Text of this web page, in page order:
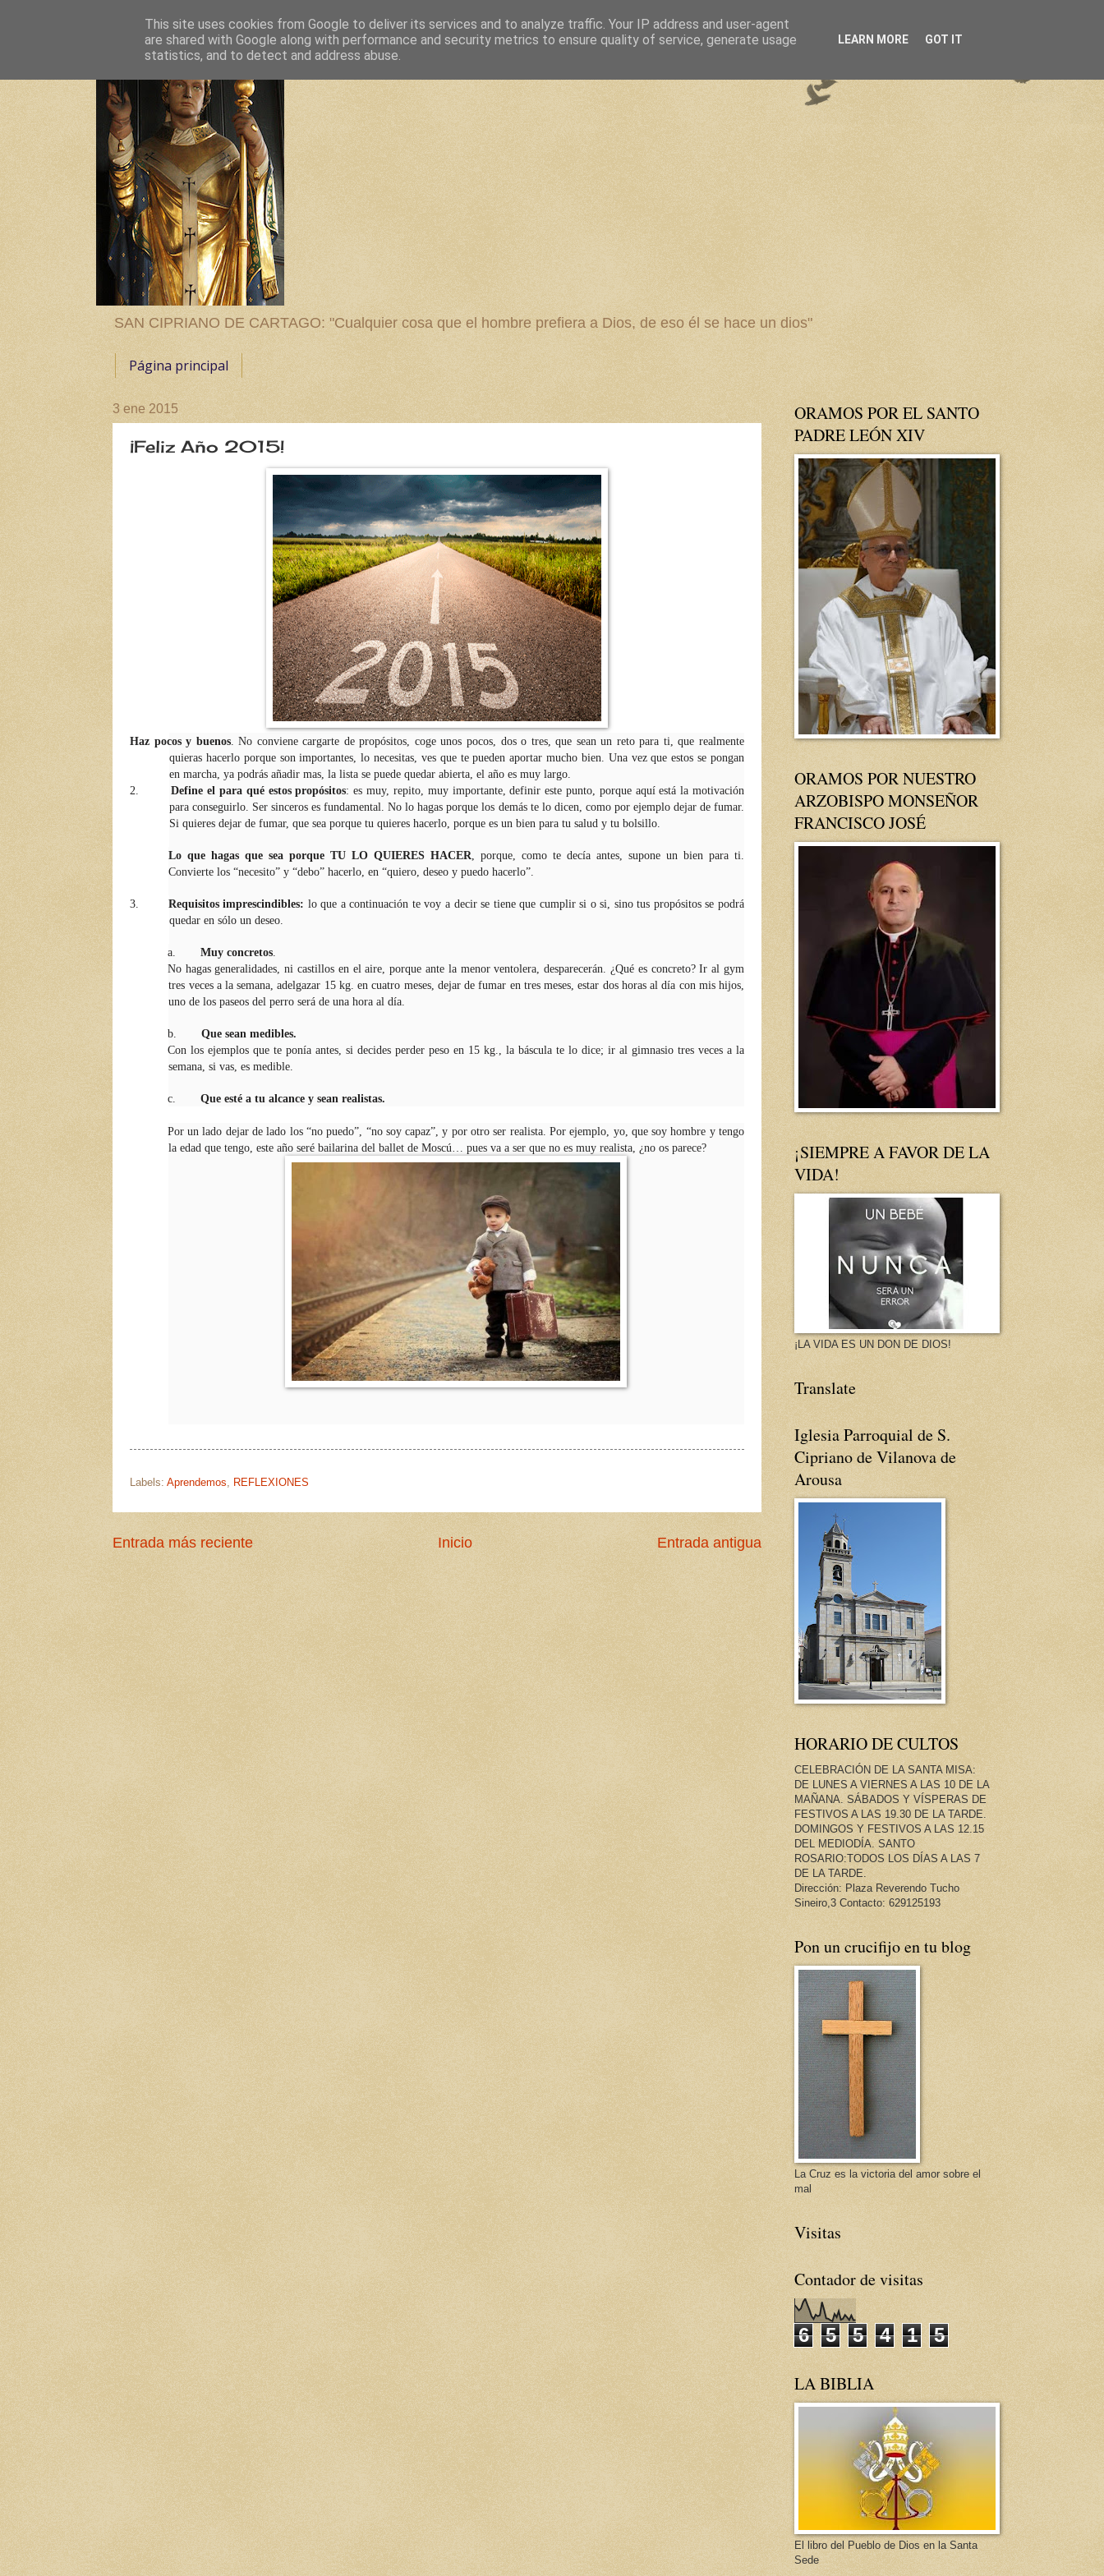
SAN CIPRIANO DE CARTAGO: "Cualquier cosa que el hombre prefiera a Dios, de eso él se hace un dios"
Página principal
3 ene 2015
¡Feliz Año 2015!
Haz pocos y buenos. No conviene cargarte de propósitos, coge unos pocos, dos o tres, que sean un reto para ti, que realmente
quieras hacerlo porque son importantes, lo necesitas, ves que te pueden aportar mucho bien. Una vez que estos se pongan
en marcha, ya podrás añadir mas, la lista se puede quedar abierta, el año es muy largo.
2.
Define el para qué estos propósitos: es muy, repito, muy importante, definir este punto, porque aquí está la motivación
para conseguirlo. Ser sinceros es fundamental. No lo hagas porque los demás te lo dicen, como por ejemplo dejar de fumar.
Si quieres dejar de fumar, que sea porque tu quieres hacerlo, porque es un bien para tu salud y tu bolsillo.
Lo que hagas que sea porque TU LO QUIERES HACER , porque, como te decía antes, supone un bien para ti.
Convierte los “necesito” y “debo” hacerlo, en “quiero, deseo y puedo hacerlo”.
3. Requisitos imprescindibles: lo que a continuación te voy a decir se tiene que cumplir si o si, sino tus propósitos se podrá
quedar en sólo un deseo.
a. Muy concretos.
No hagas generalidades, ni castillos en el aire, porque ante la menor ventolera, desparecerán. ¿Qué es concreto? Ir al gym
tres veces a la semana, adelgazar 15 kg. en cuatro meses, dejar de fumar en tres meses, estar dos horas al día con mis hijos,
uno de los paseos del perro será de una hora al día.
b.
Que sean medibles.
Con los ejemplos que te ponía antes, si decides perder peso en 15 kg., la báscula te lo dice; ir al gimnasio tres veces a la
semana, si vas, es medible.
c. Que esté a tu alcance y sean realistas.
Por un lado dejar de lado los “no puedo”, “no soy capaz”, y por otro ser realista. Por ejemplo, yo, que soy hombre y tengo
la edad que tengo, este año seré bailarina del ballet de Moscú… pues va a ser que no es muy realista, ¿no os parece?
Labels: Aprendemos REFLEXIONES
Entrada más reciente Entrada antigua
Inicio
ORAMOS POR EL SANTO
PADRE LEÓN XIV
ORAMOS POR NUESTRO
ARZOBISPO MONSEÑOR
FRANCISCO JOSÉ
¡SIEMPRE A FAVOR DE LA
VIDA!
¡LA VIDA ES UN DON DE DIOS!
Translate
Iglesia Parroquial de S.
Cipriano de Vilanova de
Arousa
HORARIO DE CULTOS
CELEBRACIÓN DE LA SANTA MISA:
DE LUNES A VIERNES A LAS 10 DE LA
MAÑANA. SÁBADOS Y VÍSPERAS DE
FESTIVOS A LAS 19.30 DE LA TARDE.
DOMINGOS Y FESTIVOS A LAS 12.15
DEL MEDIODÍA. SANTO
ROSARIO:TODOS LOS DÍAS A LAS 7
DE LA TARDE.
Dirección: Plaza Reverendo Tucho
Sineiro,3 Contacto: 629125193
Pon un crucifijo en tu blog
La Cruz es la victoria del amor sobre el
mal
Visitas
Contador de visitas
6 5 5 4 1 5
LA BIBLIA
El libro del Pueblo de Dios en la Santa
Sede
This site uses cookies from Google to deliver its services and to analyze traffic. Your IP address and user-agent
are shared with Google along with performance and security metrics to ensure quality of service, generate usage
statistics, and to detect and address abuse.
LEARN MORE GOT IT